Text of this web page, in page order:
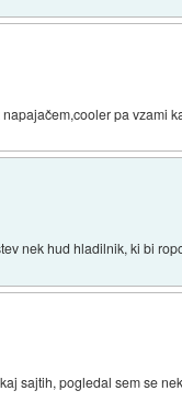
pa vzami
nek hud hladilnik, ki bi
sajtih, pogledal sem se